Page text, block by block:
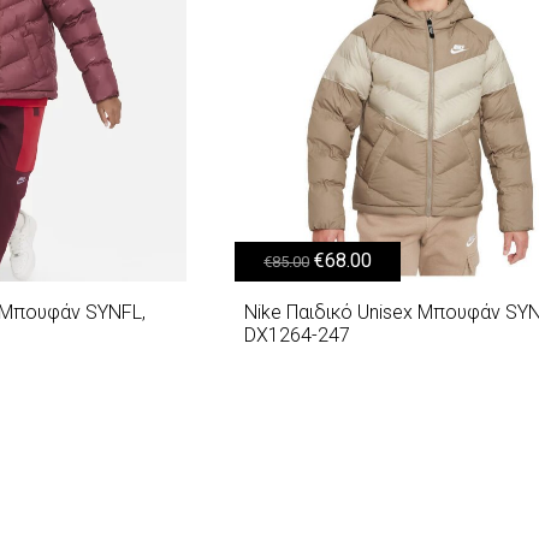
SYNFL,
€85.00 Original price was: €85.00.
€68.00Η τρέχουσα τιμή είναι: €68.00.
Nike Παιδικό Unisex Μπουφάν
DX1264-247